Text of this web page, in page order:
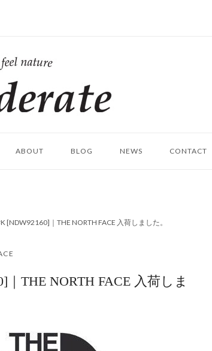
ム
ABOUT BLOG NEWS CONTACT
[NDW92160]｜THE NORTH FACE 入荷しました。
｜THE NORTH FACE 入荷しま